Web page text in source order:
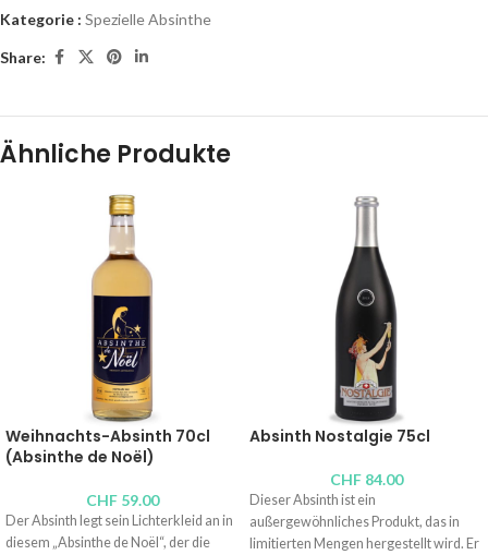
Kategorie : Spezielle Absinthe
Share:
Ähnliche Produkte
Weihnachts-Absinth 70cl
(Absinthe de Noël)
CHF59.00
Der Absinth legt sein Lichterkleid an in
diesem „Absinthe de Noël“, der die
Absinth Nostalgie 75cl
CHF84.00
Dieser Absinth ist ein
außergewöhnliches Produkt, das in
limitierten Mengen hergestellt wird. Er